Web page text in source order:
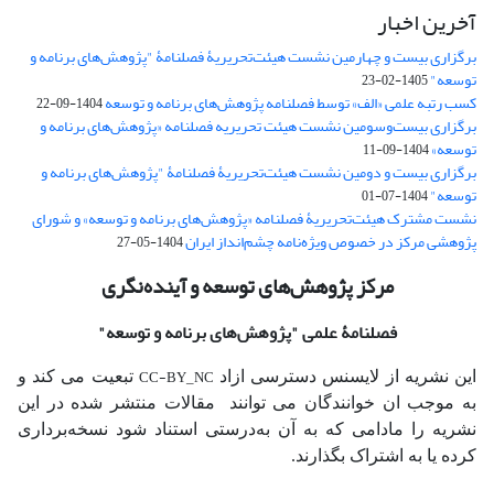
آخرین اخبار
برگزاری بیست و چهارمین نشست هیئت‌تحریریۀ فصلنامۀ "پژوهش‌های برنامه و
توسعه"1405-02-23
کسب رتبه علمی «الف» توسط فصلنامه پژوهش‌های برنامه و توسعه1404-09-22
برگزاری بیست‌وسومین نشست هیئت‌ تحریریه فصلنامه «پژوهش‌های برنامه و
توسعه»1404-09-11
برگزاری بیست و دومین نشست هیئت‌تحریریۀ فصلنامۀ "پژوهش‌های برنامه و
توسعه"1404-07-01
نشست مشترک هیئت‌تحریریۀ فصلنامه «پژوهش‌های برنامه و توسعه» و شورای
پژوهشی مرکز در خصوص ویژه‌نامه چشم‌انداز ایران1404-05-27
مرکز پژوهش‌های توسعه و آینده‌نگری
فصلنامۀ علمی"پژوهش‌های برنامه و توسعه"
این نشریه از لایسنس دسترسی ازاد CC-BY_NC تبعیت می کند و
به موجب ان خوانندگان می توانند مقالات منتشر شده در این
نشریه را مادامی که به آن‌ به‌درستی استناد شود نسخه‌برداری
کرده یا به اشتراک بگذارند.